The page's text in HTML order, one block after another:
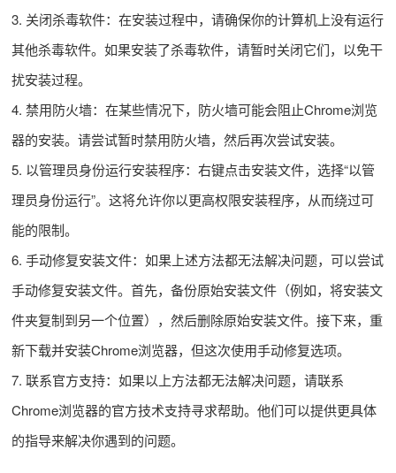
3. 关闭杀毒软件：在安装过程中，请确保你的计算机上没有运行
其他杀毒软件。如果安装了杀毒软件，请暂时关闭它们，以免干
扰安装过程。
4. 禁用防火墙：在某些情况下，防火墙可能会阻止Chrome浏览
器的安装。请尝试暂时禁用防火墙，然后再次尝试安装。
5. 以管理员身份运行安装程序：右键点击安装文件，选择“以管
理员身份运行”。这将允许你以更高权限安装程序，从而绕过可
能的限制。
6. 手动修复安装文件：如果上述方法都无法解决问题，可以尝试
手动修复安装文件。首先，备份原始安装文件（例如，将安装文
件夹复制到另一个位置），然后删除原始安装文件。接下来，重
新下载并安装Chrome浏览器，但这次使用手动修复选项。
7. 联系官方支持：如果以上方法都无法解决问题，请联系
Chrome浏览器的官方技术支持寻求帮助。他们可以提供更具体
的指导来解决你遇到的问题。